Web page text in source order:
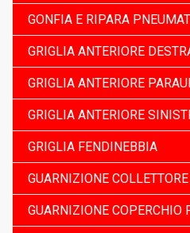
GONFIA E RIPARA
GRIGLIA ANTERIORE
GRIGLIA ANTERIORE
GRIGLIA ANTERIORE
GRIGLIA FENDINEBBIA
GUARNIZIONE
GUARNIZIONE COPERCHIO